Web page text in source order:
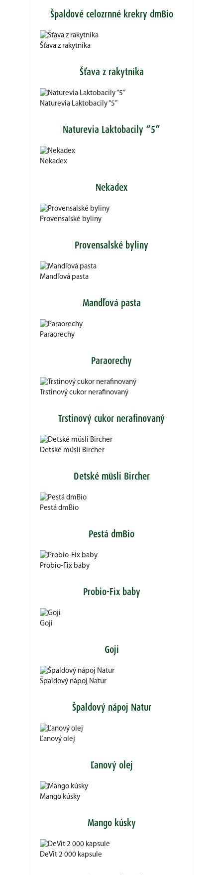
Špaldové celozrnné krekry dmBio
Šťava z rakytníka
Šťava z rakytníka
Naturevia Laktobacily “5”
Naturevia Laktobacily “5”
Nekadex
Nekadex
Provensalské byliny
Provensalské byliny
Mandľová pasta
Mandľová pasta
Paraorechy
Paraorechy
Trstinový cukor nerafinovaný
Trstinový cukor nerafinovaný
Detské müsli Bircher
Detské müsli Bircher
Pestá dmBio
Pestá dmBio
Probio-Fix baby
Probio-Fix baby
Goji
Goji
Špaldový nápoj Natur
Špaldový nápoj Natur
Ľanový olej
Ľanový olej
Mango kúsky
Mango kúsky
DeVit 2 000 kapsule